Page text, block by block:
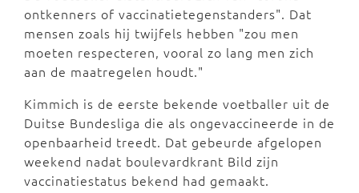
ontkenners of vaccinatietegenstanders". Dat
mensen zoals hij twijfels hebben "zou men
moeten respecteren, vooral zo lang men zich
aan de maatregelen houdt."
Kimmich is de eerste bekende voetballer uit de
Duitse Bundesliga die als ongevaccineerde in de
openbaarheid treedt. Dat gebeurde afgelopen
weekend nadat boulevardkrant Bild zijn
vaccinatiestatus bekend had gemaakt.